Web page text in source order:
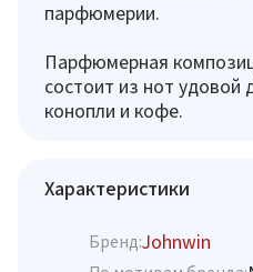
парфюмерии.
Парфюмерная
состоит из нот удовой
конопли и кофе.
Характеристики
Бренд:Johnwin